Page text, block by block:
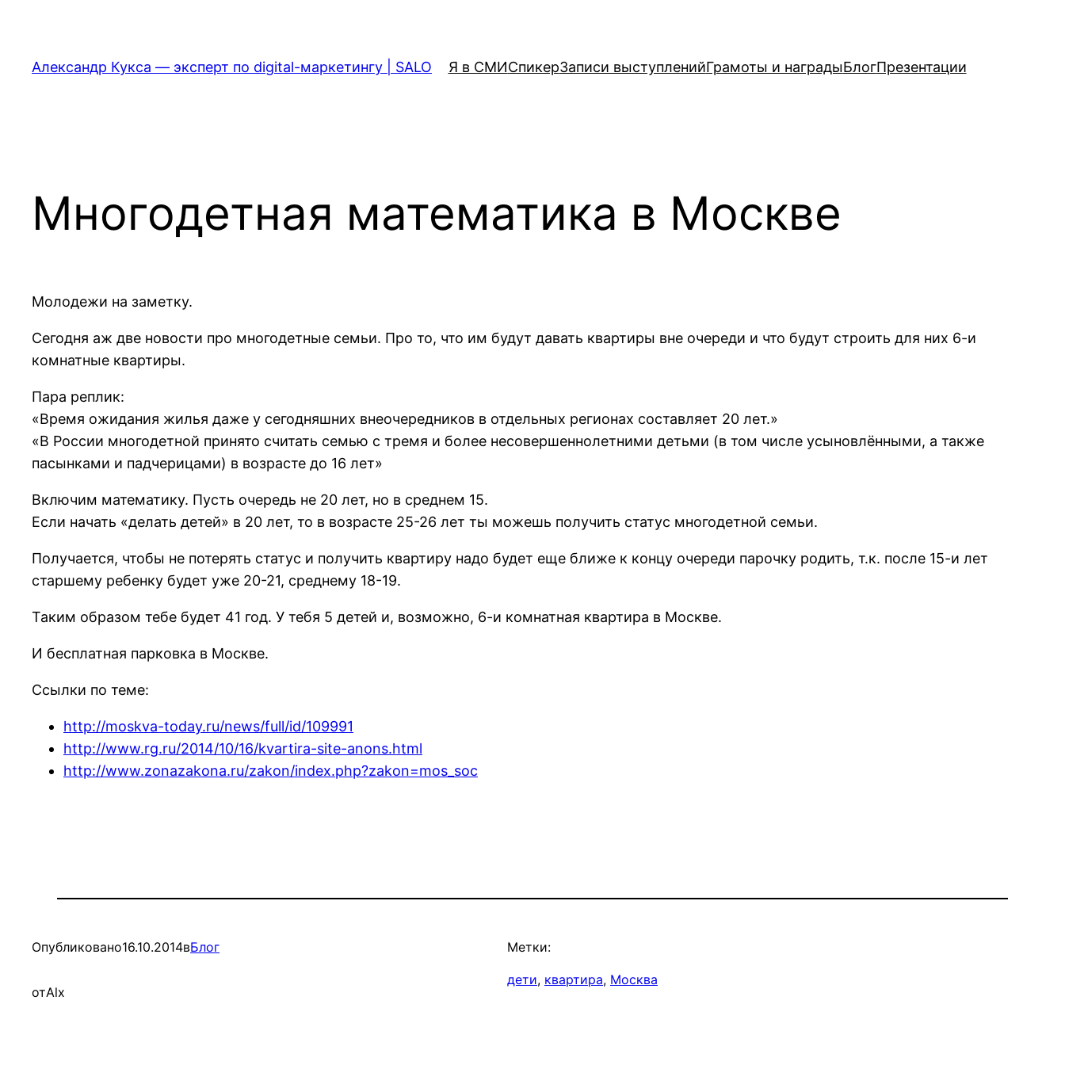
содержимому
Александр Кукса — эксперт по digital-маркетингу | SALO Я в СМИСпикерЗаписи выступленийГрамоты и наградыБлогПрезентации
Многодетная математика в Москве
Молодежи на заметку.
Сегодня аж две новости про многодетные семьи. Про то, что им будут давать квартиры вне очереди и что будут строить для них 6-и
комнатные квартиры.
Пара реплик:
«Время ожидания жилья даже у сегодняшних внеочередников в отдельных регионах составляет 20 лет.»
«В России многодетной принято считать семью с тремя и более несовершеннолетними детьми (в том числе усыновлёнными, а также
пасынками и падчерицами) в возрасте до 16 лет»
Включим математику. Пусть очередь не 20 лет, но в среднем 15.
Если начать «делать детей» в 20 лет, то в возрасте 25-26 лет ты можешь получить статус многодетной семьи.
Получается, чтобы не потерять статус и получить квартиру надо будет еще ближе к концу очереди парочку родить, т.к. после 15-и лет
старшему ребенку будет уже 20-21, среднему 18-19.
Таким образом тебе будет 41 год. У тебя 5 детей и, возможно, 6-и комнатная квартира в Москве.
И бесплатная парковка в Москве.
Ссылки по теме:
http://moskva-today.ru/news/full/id/109991
http://www.rg.ru/2014/10/16/kvartira-site-anons.html
http://www.zonazakona.ru/zakon/index.php?zakon=mos_soc
Опубликовано16.10.2014вБлог
отAlx
Метки:
дети, квартира, Москва